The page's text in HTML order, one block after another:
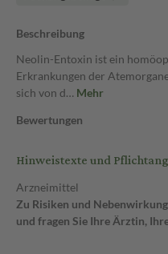
Beschreibung
Neolin-Entoxin ist ein
Erkrankungen der
sich von d… Mehr
Bewertungen
Hinweistexte und
Arzneimittel
Zu Risiken und
und fragen Sie Ihre Ärztin,